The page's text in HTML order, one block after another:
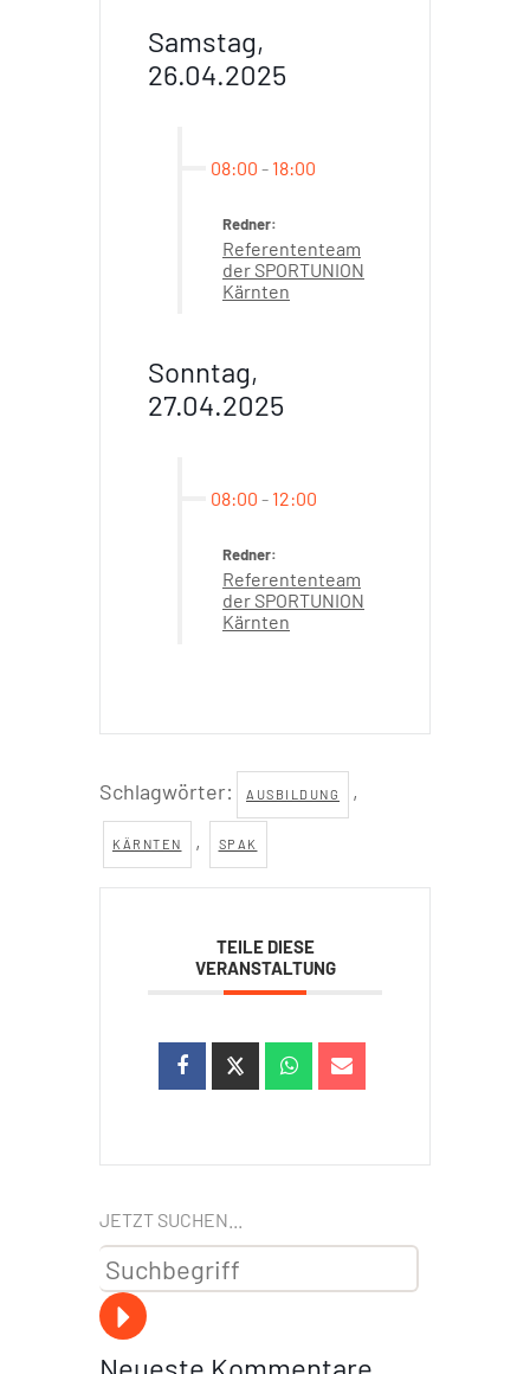
Samstag,
26.04.2025
08:00 - 18:00
Redner:
Referententeam
der SPORTUNION
Kärnten
Sonntag,
27.04.2025
08:00 - 12:00
Redner:
Referententeam
der SPORTUNION
Kärnten
Schlagwörter: AUSBILDUNG ,
KÄRNTEN , SPAK
TEILE DIESE
VERANSTALTUNG
JETZT SUCHEN...